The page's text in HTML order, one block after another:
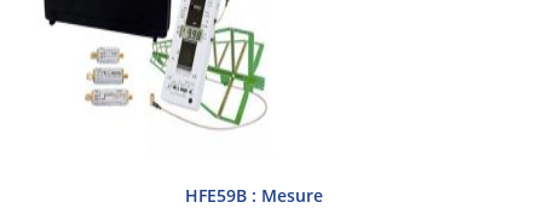
HFE59B : Mesure